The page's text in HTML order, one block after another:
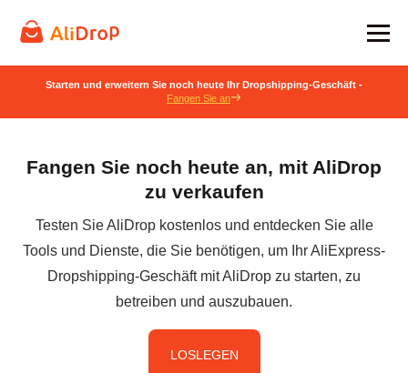
Starten und erweitern Sie noch heute Ihr Dropshipping-Geschäft -
Fangen Sie an
Fangen Sie noch heute an, mit AliDrop
zu verkaufen
Testen Sie AliDrop kostenlos und entdecken Sie alle
Tools und Dienste, die Sie benötigen, um Ihr AliExpress-
Dropshipping-Geschäft mit AliDrop zu starten, zu
betreiben und auszubauen.
LOSLEGEN